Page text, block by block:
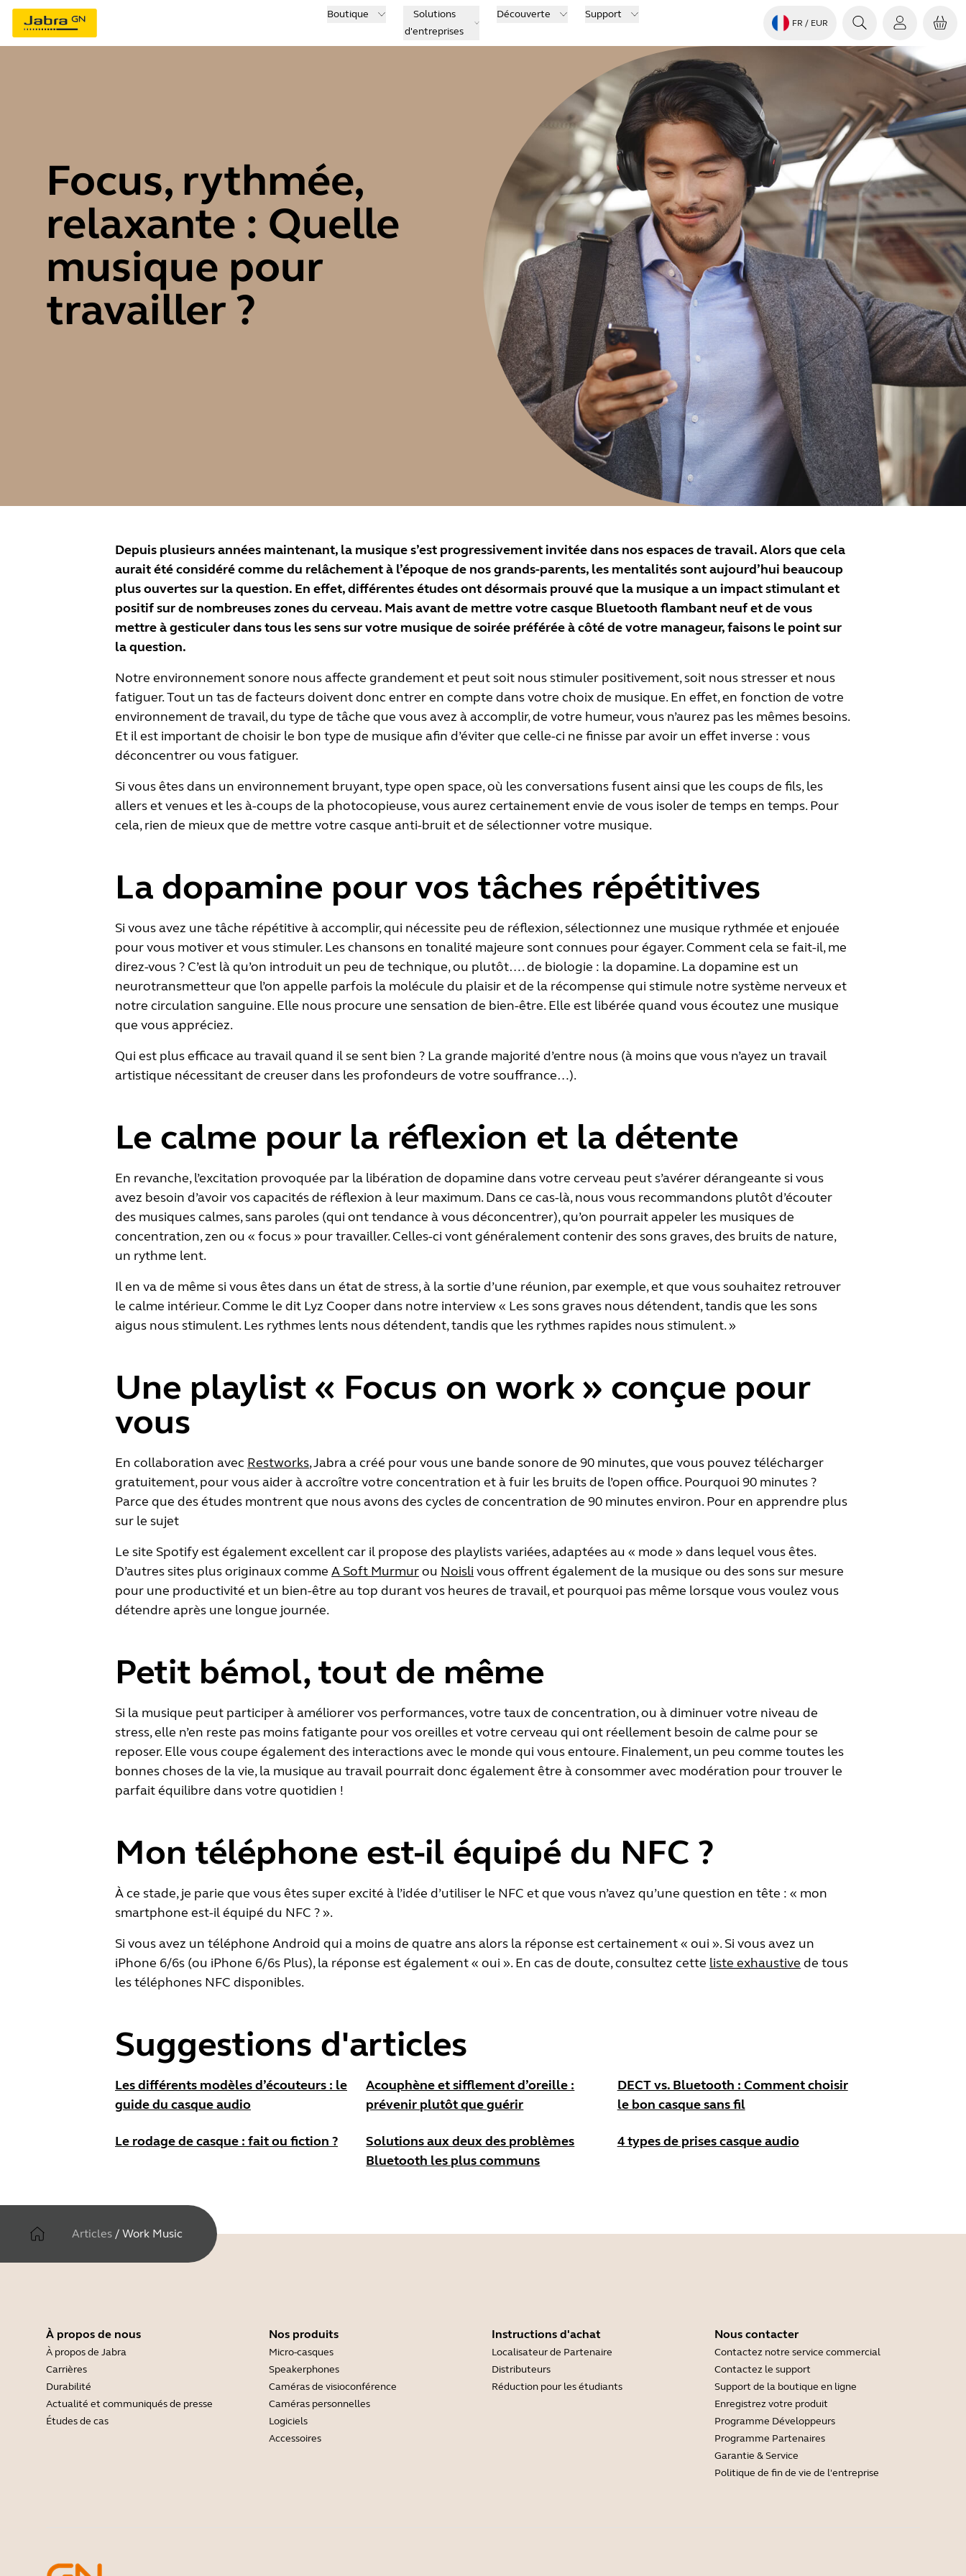
Boutique
Solutions
d'entreprises
Découverte Support
FR / EUR
Focus, rythmée,
relaxante : Quelle
musique pour
travailler ?
Depuis plusieurs années maintenant, la musique s’est progressivement invitée dans nos espaces de travail. Alors que cela
aurait été considéré comme du relâchement à l’époque de nos grands-parents, les mentalités sont aujourd’hui beaucoup
plus ouvertes sur la question. En effet, différentes études ont désormais prouvé que la musique a un impact stimulant et
positif sur de nombreuses zones du cerveau. Mais avant de mettre votre casque Bluetooth flambant neuf et de vous
mettre à gesticuler dans tous les sens sur votre musique de soirée préférée à côté de votre manageur, faisons le point sur
la question.
Notre environnement sonore nous affecte grandement et peut soit nous stimuler positivement, soit nous stresser et nous
fatiguer. Tout un tas de facteurs doivent donc entrer en compte dans votre choix de musique. En effet, en fonction de votre
environnement de travail, du type de tâche que vous avez à accomplir, de votre humeur, vous n’aurez pas les mêmes besoins.
Et il est important de choisir le bon type de musique afin d’éviter que celle-ci ne finisse par avoir un effet inverse : vous
déconcentrer ou vous fatiguer.
Si vous êtes dans un environnement bruyant, type open space, où les conversations fusent ainsi que les coups de fils, les
allers et venues et les à-coups de la photocopieuse, vous aurez certainement envie de vous isoler de temps en temps. Pour
cela, rien de mieux que de mettre votre casque anti-bruit et de sélectionner votre musique.
La dopamine pour vos tâches répétitives
Si vous avez une tâche répétitive à accomplir, qui nécessite peu de réflexion, sélectionnez une musique rythmée et enjouée
pour vous motiver et vous stimuler. Les chansons en tonalité majeure sont connues pour égayer. Comment cela se fait-il, me
direz-vous ? C’est là qu’on introduit un peu de technique, ou plutôt…. de biologie : la dopamine. La dopamine est un
neurotransmetteur que l’on appelle parfois la molécule du plaisir et de la récompense qui stimule notre système nerveux et
notre circulation sanguine. Elle nous procure une sensation de bien-être. Elle est libérée quand vous écoutez une musique
que vous appréciez.
Qui est plus efficace au travail quand il se sent bien ? La grande majorité d’entre nous (à moins que vous n’ayez un travail
artistique nécessitant de creuser dans les profondeurs de votre souffrance…).
Le calme pour la réflexion et la détente
En revanche, l’excitation provoquée par la libération de dopamine dans votre cerveau peut s’avérer dérangeante si vous
avez besoin d’avoir vos capacités de réflexion à leur maximum. Dans ce cas-là, nous vous recommandons plutôt d’écouter
des musiques calmes, sans paroles (qui ont tendance à vous déconcentrer), qu’on pourrait appeler les musiques de
concentration, zen ou « focus » pour travailler. Celles-ci vont généralement contenir des sons graves, des bruits de nature,
un rythme lent.
Il en va de même si vous êtes dans un état de stress, à la sortie d’une réunion, par exemple, et que vous souhaitez retrouver
le calme intérieur. Comme le dit Lyz Cooper dans notre interview « Les sons graves nous détendent, tandis que les sons
aigus nous stimulent. Les rythmes lents nous détendent, tandis que les rythmes rapides nous stimulent. »
Une playlist « Focus on work » conçue pour
vous
En collaboration avec Restworks, Jabra a créé pour vous une bande sonore de 90 minutes, que vous pouvez télécharger
gratuitement, pour vous aider à accroître votre concentration et à fuir les bruits de l’open office. Pourquoi 90 minutes ?
Parce que des études montrent que nous avons des cycles de concentration de 90 minutes environ. Pour en apprendre plus
sur le sujet
Le site Spotify est également excellent car il propose des playlists variées, adaptées au « mode » dans lequel vous êtes.
D’autres sites plus originaux comme A Soft Murmurou Noisli vous offrent également de la musique ou des sons sur mesure
pour une productivité et un bien-être au top durant vos heures de travail, et pourquoi pas même lorsque vous voulez vous
détendre après une longue journée.
Petit bémol, tout de même
Si la musique peut participer à améliorer vos performances, votre taux de concentration, ou à diminuer votre niveau de
stress, elle n’en reste pas moins fatigante pour vos oreilles et votre cerveau qui ont réellement besoin de calme pour se
reposer. Elle vous coupe également des interactions avec le monde qui vous entoure. Finalement, un peu comme toutes les
bonnes choses de la vie, la musique au travail pourrait donc également être à consommer avec modération pour trouver le
parfait équilibre dans votre quotidien !
Mon téléphone est-il équipé du NFC ?
À ce stade, je parie que vous êtes super excité à l’idée d’utiliser le NFC et que vous n’avez qu’une question en tête : « mon
smartphone est-il équipé du NFC ? ».
Si vous avez un téléphone Android qui a moins de quatre ans alors la réponse est certainement « oui ». Si vous avez un
iPhone 6/6s (ou iPhone 6/6s Plus), la réponse est également « oui ». En cas de doute, consultez cette liste exhaustive de tous
les téléphones NFC disponibles.
Suggestions d'articles
Les différents modèles d’écouteurs : le
guide du casque audio
Acouphène et sifflement d’oreille :
prévenir plutôt que guérir
DECT vs. Bluetooth : Comment choisir
le bon casque sans fil
Le rodage de casque : fait ou fiction ?
Solutions aux deux des problèmes
Bluetooth les plus communs
4 types de prises casque audio
Articles / Work Music
À propos de nous
À propos de Jabra
Carrières
Durabilité
Actualité et communiqués de presse
Études de cas
Nos produits
Micro-casques
Speakerphones
Caméras de visioconférence
Caméras personnelles
Logiciels
Accessoires
Instructions d'achat
Localisateur de Partenaire
Distributeurs
Réduction pour les étudiants
Nous contacter
Contactez notre service commercial
Contactez le support
Support de la boutique en ligne
Enregistrez votre produit
Programme Développeurs
Programme Partenaires
Garantie & Service
Politique de fin de vie de l'entreprise